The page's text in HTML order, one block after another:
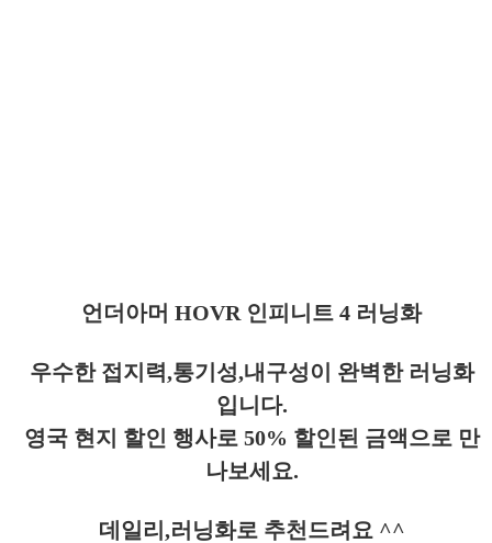
언더아머 HOVR 인피니트 4 러닝화
우수한 접지력,통기성,내구성이 완벽한 러닝화
입니다.
영국 현지 할인 행사로 50% 할인된 금액으로 만
나보세요.
데일리,러닝화로 추천드려요 ^^